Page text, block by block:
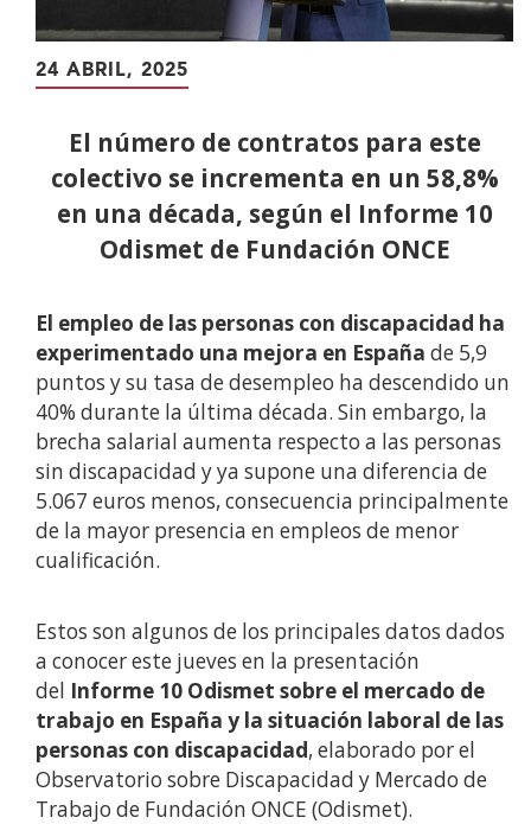
24 ABRIL, 2025
El número de contratos para este
colectivo se incrementa en un 58,8%
en una década, según el Informe 10
Odismet de Fundación ONCE
El empleo de las personas con discapacidad ha
experimentado una mejora en España de 5,9
puntos y su tasa de desempleo ha descendido un
40% durante la última década. Sin embargo, la
brecha salarial aumenta respecto a las personas
sin discapacidad y ya supone una diferencia de
5.067 euros menos, consecuencia principalmente
de la mayor presencia en empleos de menor
cualificación.
Estos son algunos de los principales datos dados
a conocer este jueves en la presentación
del Informe 10 Odismet sobre el mercado de
trabajo en España y la situación laboral de las
personas con discapacidad, elaborado por el
Observatorio sobre Discapacidad y Mercado de
Trabajo de Fundación ONCE (Odismet).